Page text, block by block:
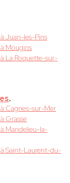
Juan-les-Pins
Mougins
La Roquette-sur-
.
Cagnes-sur-Mer
Grasse
Mandelieu-la-
Saint-Laurent-du-